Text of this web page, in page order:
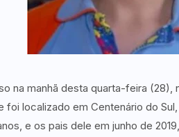
na manhã desta quarta-feira
foi localizado em Centenário do
e os pais dele em junho de